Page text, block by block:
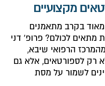
מקצועיים
מאוד בקרב מתאמנים
לכולם? פרופ' דני
הרפואי שיבא,
רק לספורטאים, אלא גם
לשמור על מסת